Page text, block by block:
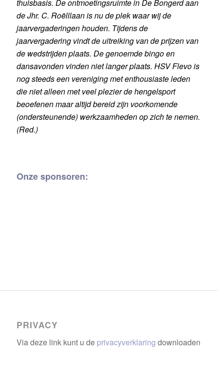
thuisbasis. De ontmoetingsruimte in De Bongerd aan
de Jhr. C. Roëlllaan is nu de plek waar wij de
jaarvergaderingen houden. Tijdens de
jaarvergadering vindt de uitreiking van de prijzen van
de wedstrijden plaats. De genoemde bingo en
dansavonden vinden niet langer plaats. HSV Flevo is
nog steeds een vereniging met enthousiaste leden
die niet alleen met veel plezier de hengelsport
beoefenen maar altijd bereid zijn voorkomende
(ondersteunende) werkzaamheden op zich te nemen.
(Red.)
Onze sponsoren:
PRIVACY
Via deze link kunt u de privacyverklaring downloaden